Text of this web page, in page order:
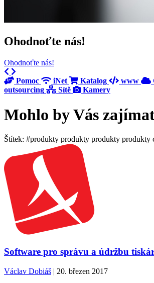
Ohodnoťte nás!
Ohodnoťte nás!
Previous
Next
Pomoc
iNet Katalog www
outsourcing
Sítě Kamery
Mohlo by Vás zajímat
Štítek: #produkty produkty produkty produkty
Software pro správu a údržbu
Václav Dobiáš| 20. březen 2017